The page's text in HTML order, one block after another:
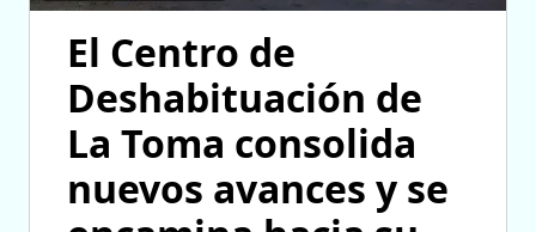
El Centro de
Deshabituación de
La Toma consolida
nuevos avances y se